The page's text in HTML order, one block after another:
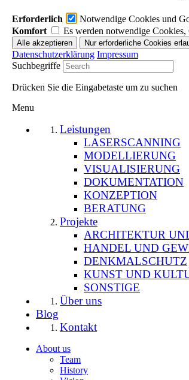
Erforderlich
Notwendige Cookies und
Komfort
Es werden notwendige
Datenschutzerklärung Impressum
Suchbegriffe
Drücken Sie die Eingabetaste um zu suchen
Menu
Leistungen
LASERSCANNING
MODELLIERUNG
VISUALISIERUNG
DOKUMENTATION
KONZEPTION
BERATUNG
Projekte
ARCHITEKTUR
HANDEL UND
DENKMALSCHUTZ
KUNST UND
SONSTIGE
Über uns
Blog
Kontakt
About us
Team
History